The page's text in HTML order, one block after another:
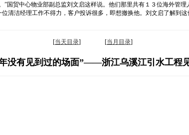
国贸中心物业部副总监刘文启这样说。他们那里共有１３位海外管
清洁经理工作不得力，客户投诉很多，即想撤换他。刘文启了解到
[当天目录] [当月目录]
没有见到过的场面”——浙江乌溪江引水工程